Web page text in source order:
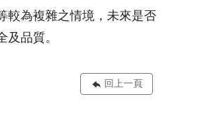
較為複雜之情境，未來是否
品質。
回上一頁